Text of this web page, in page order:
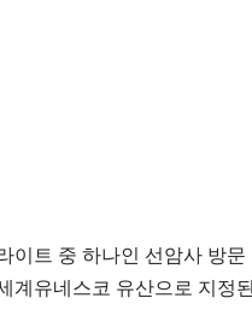
이트 중 하나인 선암사 방문
계유네스코 유산으로 지정된